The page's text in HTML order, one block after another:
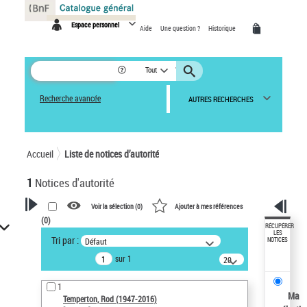
Espace personnel Aide Une question ? Historique
Tout
Recherche avancée AUTRES RECHERCHES
Accueil Liste de notices d’autorité
1 Notices d'autorité
VOTRE RECHERCHE
Recherche avancée dans les
notices d’autorité
Œuvres liées à l'auteur :
Temperton, Rod (1947-2016)
Voir la sélection (0) Ajouter à mes références
(0)
Tri par : Défaut
sur 1
20
résultats/page
1
Temperton, Rod (1947-2016)
RÉCUPÉRER
LES
NOTICES
Ma
Panneau de gestion des cookies